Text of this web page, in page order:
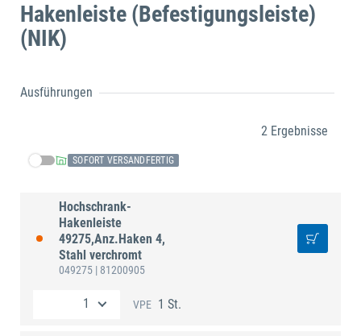
Hakenleiste (Befestigungsleiste)
(NIK)
Ausführungen
2 Ergebnisse
SOFORT VERSANDFERTIG
Hochschrank-
Hakenleiste
49275,Anz.Haken 4,
Stahl verchromt
049275 | 81200905
VPE 1 St.